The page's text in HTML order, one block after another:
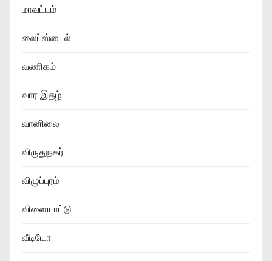
மாவட்டம்
லைப்ஸ்டைல்
வணிகம்
வார இதழ்
வானிலை
விருதுநகர்
விழுப்புரம்
விளையாட்டு
வீடியோ